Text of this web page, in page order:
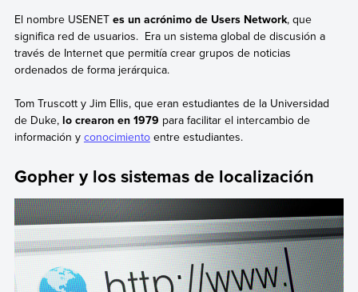
El nombre USENET es un acrónimo de Users Network, que
significa red de usuarios. Era un sistema global de discusión a
través de Internet que permitía crear grupos de noticias
ordenados de forma jerárquica.
Tom Truscott y Jim Ellis, que eran estudiantes de la Universidad
de Duke, lo crearon en 1979 para facilitar el intercambio de
información y conocimientoentre estudiantes.
Gopher y los sistemas de localización